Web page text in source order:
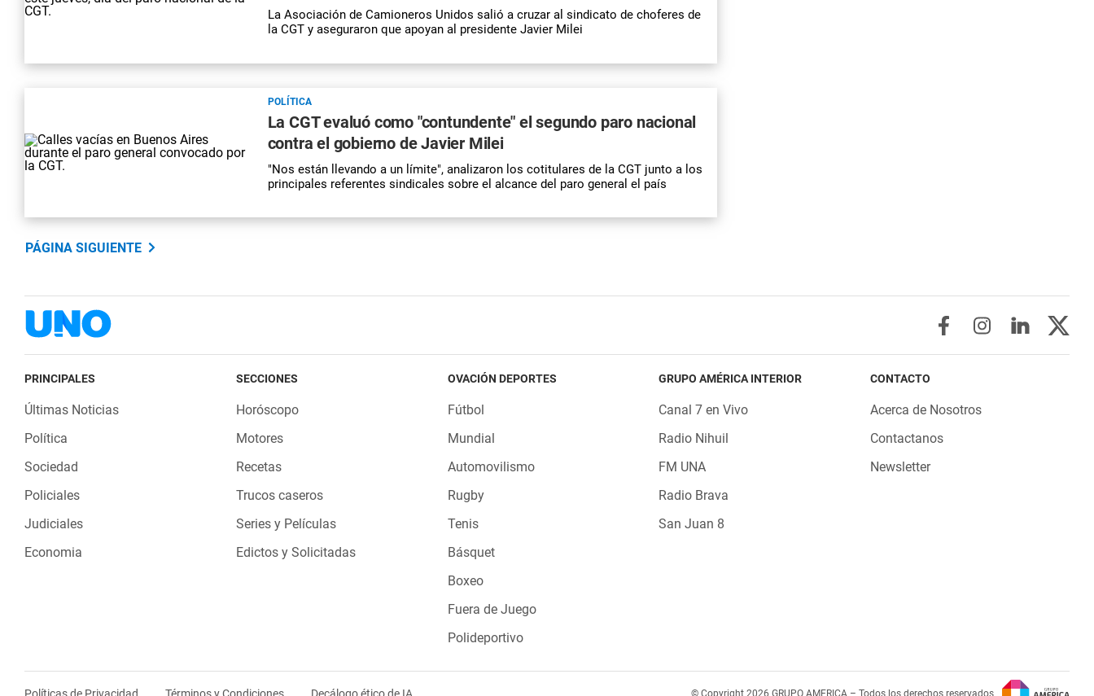
La Asociación de Camioneros Unidos salió a cruzar al sindicato de choferes de
la CGT y aseguraron que apoyan al presidente Javier Milei
POLÍTICA
La CGT evaluó como "contundente" el segundo paro nacional
contra el gobierno de Javier Milei
"Nos están llevando a un límite", analizaron los cotitulares de la CGT junto a los
principales referentes sindicales sobre el alcance del paro general el país
PÁGINA SIGUIENTE
PRINCIPALES
Últimas Noticias
Política
Sociedad
Policiales
Judiciales
Economia
SECCIONES
Horóscopo
Motores
Recetas
Trucos caseros
Series y Películas
Edictos y Solicitadas
OVACIÓN DEPORTES
Fútbol
Mundial
Automovilismo
Rugby
Tenis
Básquet
Boxeo
Fuera de Juego
Polideportivo
GRUPO AMÉRICA INTERIOR
Canal 7 en Vivo
Radio Nihuil
FM UNA
Radio Brava
San Juan 8
CONTACTO
Acerca de Nosotros
Contactanos
Newsletter
© Copyright 2026 GRUPO AMERICA – Todos los derechos reservados